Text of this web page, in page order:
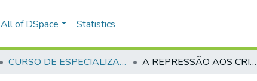
All of DSpace Statistics
CURSO DE ESPECIALIZAÇÃO EM GERENCIAMENTO EM SEGURANÇA PÚBLICA - CEGESP - 2006 A REPRESSÃO AOS CRIMES AMBIENTAIS NO ESTADO DE GOIÁS